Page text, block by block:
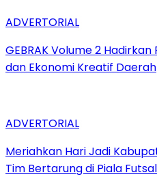
ADVERTORIAL
GEBRAK Volume 2
dan Ekonomi Kreatif Daerah
ADVERTORIAL
Meriahkan Hari Jadi
Tim Bertarung di Piala